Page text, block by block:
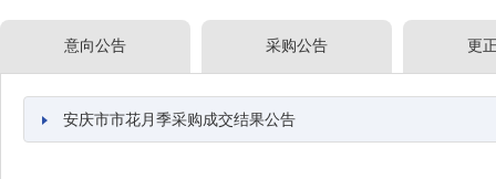
意向公告 采购公告 更
安庆市市花月季采购成交结果公告